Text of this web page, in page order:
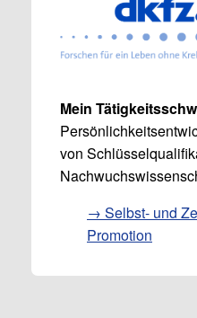
Mein
von
→ Selbst- und
Promotion